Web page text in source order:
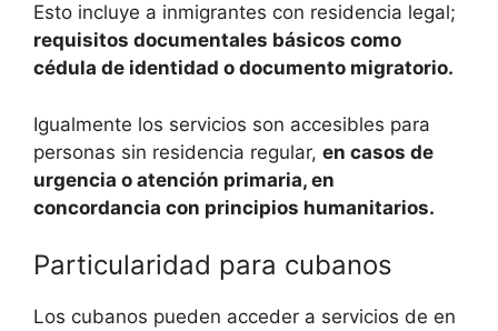
Esto incluye a inmigrantes con residencia legal;
requisitos documentales básicos como
cédula de identidad o documento migratorio.
Igualmente los servicios son accesibles para
personas sin residencia regular, en casos de
urgencia o atención primaria, en
concordancia con principios humanitarios.
Particularidad para cubanos
Los cubanos pueden acceder a servicios de en